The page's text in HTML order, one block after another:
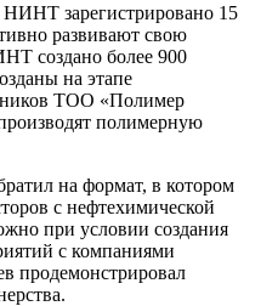
зарегистрировано 15
развивают свою
создано более 900
на этапе
ТОО «Полимер
полимерную
на формат, в котором
с нефтехимической
при условии создания
с компаниями
продемонстрировал